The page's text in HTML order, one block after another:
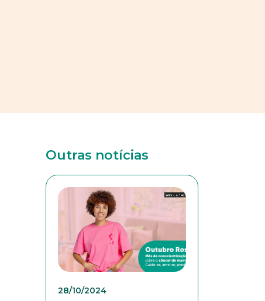
Outras notícias
28/10/2024